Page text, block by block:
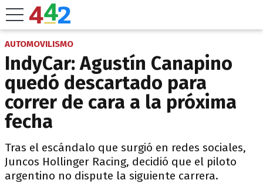
AUTOMOVILISMO
IndyCar: Agustín Canapino
quedó descartado para
correr de cara a la próxima
fecha
Tras el escándalo que surgió en redes sociales,
Juncos Hollinger Racing, decidió que el piloto
argentino no dispute la siguiente carrera.